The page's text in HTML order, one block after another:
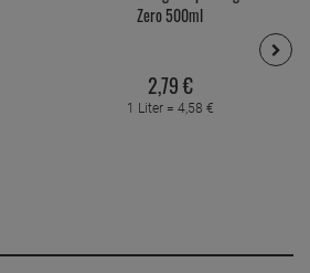
Zero 500ml
2,79€
1 Liter = 4,58 €